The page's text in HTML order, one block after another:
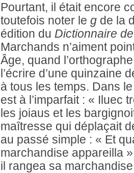
Pourtant, il était encore
toutefois noter le g de la
édition du Dictionnaire
Marchands n’aiment
Âge, quand
l’écrire d’une quinzaine
à tous les temps. Dans
est à l’imparfait : « Iluec
les joiaus et les
maîtresse qui déplaçait
au passé simple : « Et
marchandise appareilla
il rangea sa